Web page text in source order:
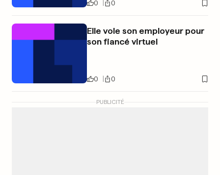
0 0
Elle vole son employeur pour
son fiancé virtuel
0 0
PUBLICITÉ